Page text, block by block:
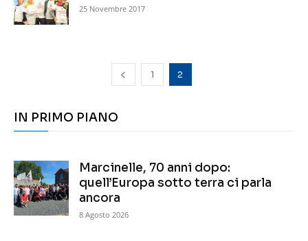
25 Novembre 2017
1 2
IN PRIMO PIANO
Marcinelle, 70 anni dopo:
quell’Europa sotto terra ci parla
ancora
8 Agosto 2026